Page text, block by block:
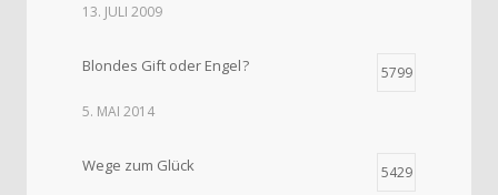
13. JULI 2009
Blondes Gift oder Engel ? 5799
5. MAI 2014
Wege zum Glück 5429